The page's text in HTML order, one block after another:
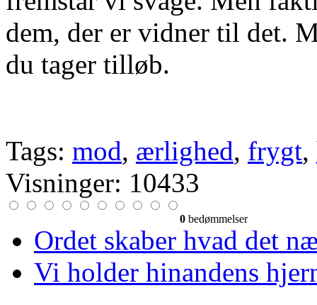
dem, der er vidner til det.
du tager tilløb.
Tags: mod, ærlighed, frygt,
Visninger: 10433
0 bedømmelser
Ordet skaber hvad det
Vi holder hinandens